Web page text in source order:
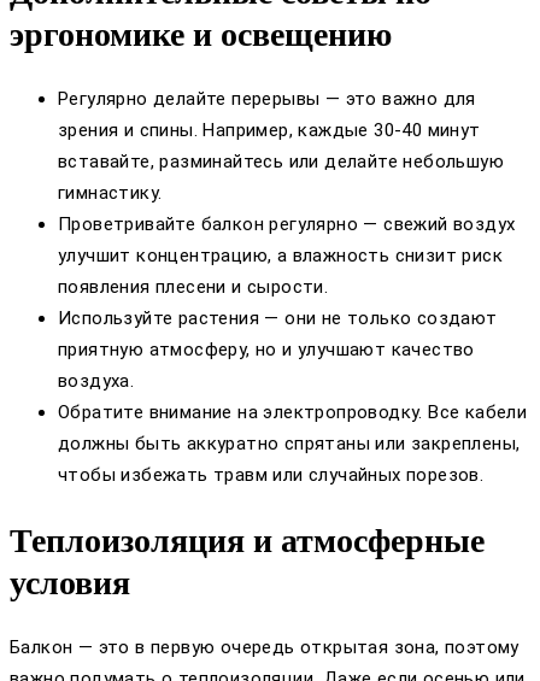
эргономике и освещению
Регулярно делайте перерывы — это важно для
зрения и спины. Например, каждые 30-40 минут
вставайте, разминайтесь или делайте небольшую
гимнастику.
Проветривайте балкон регулярно — свежий воздух
улучшит концентрацию, а влажность снизит риск
появления плесени и сырости.
Используйте растения — они не только создают
приятную атмосферу, но и улучшают качество
воздуха.
Обратите внимание на электропроводку. Все кабели
должны быть аккуратно спрятаны или закреплены,
чтобы избежать травм или случайных порезов.
Теплоизоляция и атмосферные
условия
Балкон — это в первую очередь открытая зона, поэтому